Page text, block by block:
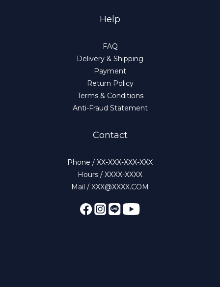
Help
FAQ
Delivery & Shipping
Payment
Return Policy
Terms & Conditions
Anti-Fraud Statement
Contact
Phone / XX-XXX-XXX-XXX
Hours / XXXX-XXXX
Mail / XXX@XXXX.COM